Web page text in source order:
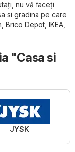
nu vă faceți
si gradina pe care
Brico Depot IKEA
"Casa si
JYSK